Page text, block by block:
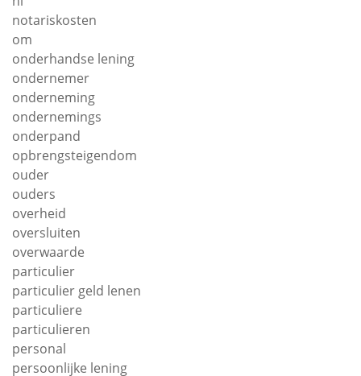
notariskosten
om
onderhandse lening
ondernemer
onderneming
ondernemings
onderpand
opbrengsteigendom
ouder
ouders
overheid
oversluiten
overwaarde
particulier
particulier geld lenen
particuliere
particulieren
personal
persoonlijke lening